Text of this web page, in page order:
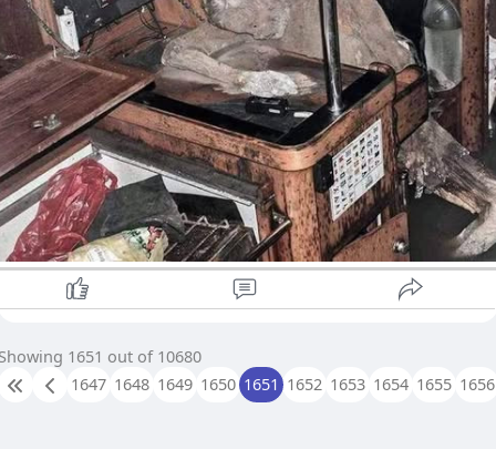
သည် ၎င်း၏ 'Sayo' အမည်ရှိ ရွက်လှေဖြင့် နှစ်ပေါင်း ၂၀
န့် ကမ္ဘာ့ပင်လယ်ပြင်တစ်ဝိုက် ခရီးဆန့်ခဲ့သူဖြစ်ပြီး၊ ရွက်လှေပေါ်
င် ၎င်း၏ အသုံးအဆောင်များ၊ အဝတ်အစားများ၊ စည်သွပ်ဗူးများ၊
ာတ်ပုံအယ်လ်ဘမ်များနှင့် ချစ်ခင်သူများထံ ရေးသားထားသော
တ်စုများစွာကို တွေ့ရှိခဲ့ရပါတယ်။ ယင်းတို့အနက် ၎င်း၏ ကွယ်လွန်
ားခဲ့သော ဇနီးဟောင်းအတွက် ရည်စူး၍ ရေးသားထားသည့် မှတ်စု
စ်ခုတွင် “နှစ်ပေါင်း သုံးဆယ်တိုင်တိုင် ငါတို့လမ်းတူလျှောက်ခဲ့ကြ
ယ်။ အဲ့ဒီနောက်မှ ဘဝကို ဆက်လက်ရှင်သန်လိုတဲ့ ဆန္ဒထက်
ကောင်းဆိုးဝါးတို့ရဲ့ စွမ်းအားက ပိုအားကောင်းလာခဲ့တယ်။ မင်း မ
ော့ဘူး။ မင်းရဲ့ ဝိညာဉ် ငြိမ်းချမ်းပါစေ။ မင်းရဲ့ Manfred” ဟူ၍
ေးသားထားသည်ကို တွေ့ရှိရပြီး၊ ၎င်း၏ ဘဝနှင့် ပင်လယ်ခရီးစဉ်
ပေါ် ခံစားချက်အချို့ကို ဖော်ပြနေခဲ့ပါတယ်။
ထူးခြားဆန်းကြယ်ပြီး ဝမ်းနည်းဖွယ်ရာ အဖြစ်အပျက်သည်
ြင်း၏ ခြောက်ခြားဖွယ်အဖြစ်ကို ပြသနေခဲ့ကာ၊ Manfred Fritz
၏ ပင်လယ်ထဲမှ နိဒါန်းချုပ်ခဲ့သော နောက်ဆုံးခရီးစဉ်က
အများ၏ စိတ်ဝင်စားမှုကို ယနေ့တိုင် ဖမ်းစားဆဲပင် ဖြစ်ပါတယ်။
1651 out of 10680
1647 1648 1649 1650 1651 1652 1653 1654 1655 1656